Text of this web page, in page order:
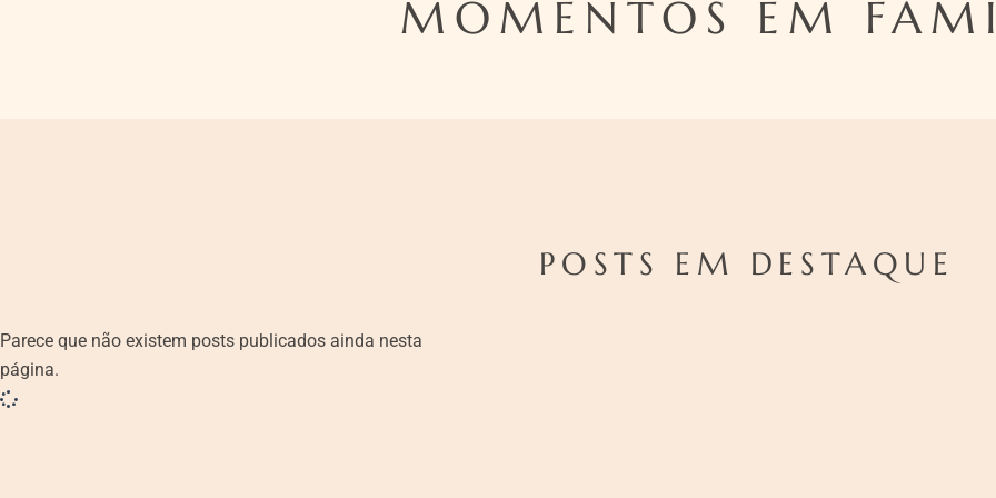
MOMENTOS EM
POSTS EM DESTAQUE
Parece que não existem posts publicados ainda nesta
página.